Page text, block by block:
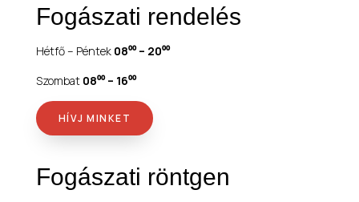
Fogászati rendelés
Hétfő – Péntek 08⁰⁰ – 20⁰⁰
Szombat 08⁰⁰ – 16⁰⁰
HÍVJ MINKET
Fogászati röntgen